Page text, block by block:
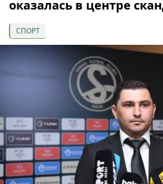
оказалась в центре
СПОРТ